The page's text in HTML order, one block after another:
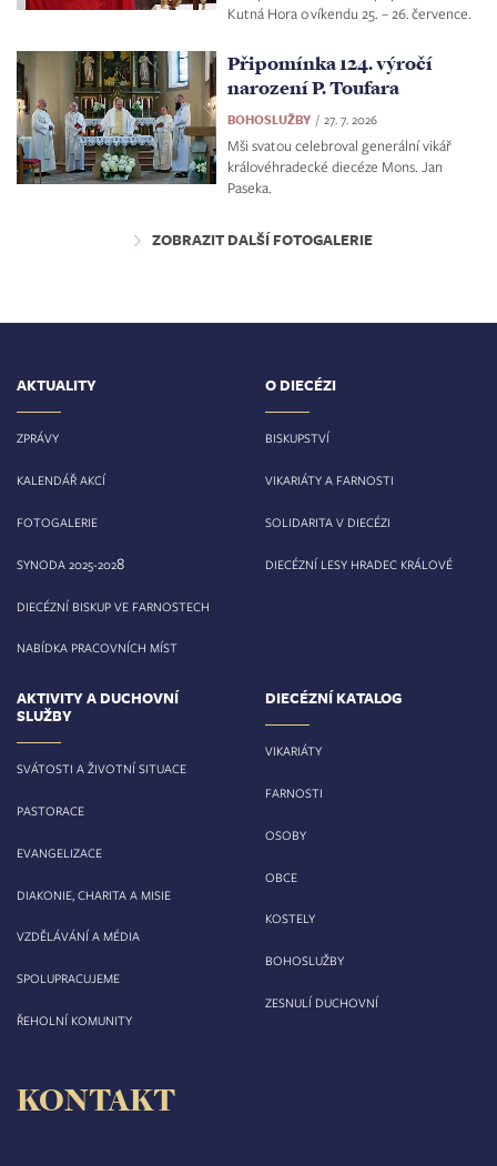
Kutná Hora o víkendu 25. – 26. července.
Připomínka 124. výročí
narození P. Toufara
BOHOSLUŽBY 27. 7. 2026
Mši svatou celebroval generální vikář
královéhradecké diecéze Mons. Jan
Paseka.
ZOBRAZIT DALŠÍ FOTOGALERIE
AKTUALITY
ZPRÁVY
KALENDÁŘ AKCÍ
FOTOGALERIE
SYNODA 2025-2028
DIECÉZNÍ BISKUP VE FARNOSTECH
NABÍDKA PRACOVNÍCH MÍST
O DIECÉZI
BISKUPSTVÍ
VIKARIÁTY A FARNOSTI
SOLIDARITA V DIECÉZI
DIECÉZNÍ LESY HRADEC KRÁLOVÉ
AKTIVITY A DUCHOVNÍ
SLUŽBY
SVÁTOSTI A ŽIVOTNÍ SITUACE
PASTORACE
EVANGELIZACE
DIAKONIE, CHARITA A MISIE
VZDĚLÁVÁNÍ A MÉDIA
SPOLUPRACUJEME
ŘEHOLNÍ KOMUNITY
DIECÉZNÍ KATALOG
VIKARIÁTY
FARNOSTI
OSOBY
OBCE
KOSTELY
BOHOSLUŽBY
ZESNULÍ DUCHOVNÍ
KONTAKT